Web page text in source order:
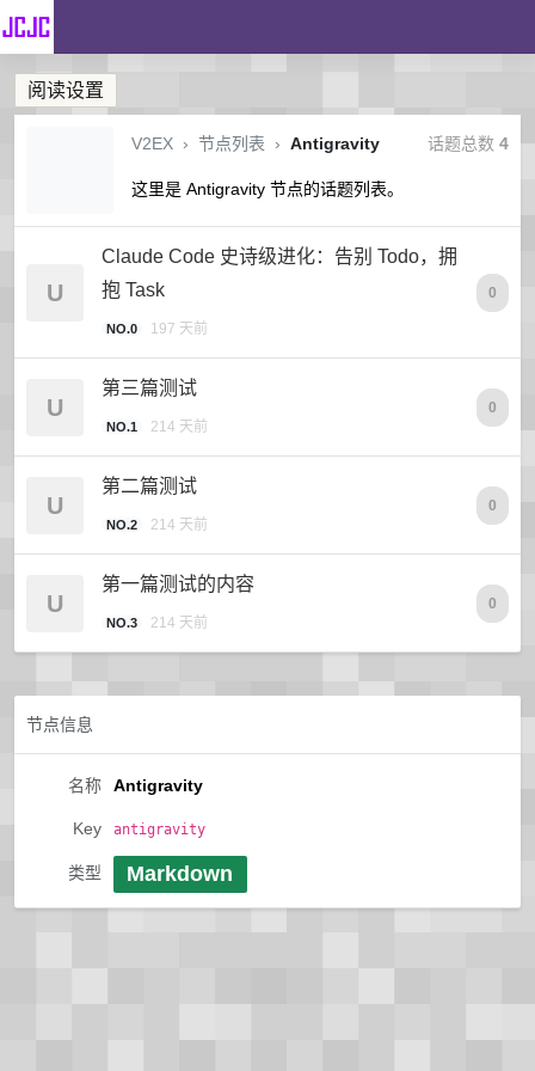
阅读设置
话题总数 4
V2EX › 节点列表 › Antigravity
这里是 Antigravity 节点的话题列表。
U
Claude Code 史诗级进化：告别 Todo，拥
抱 Task
NO.0 197 天前
0
U
第三篇测试
NO.1 214 天前
0
U
第二篇测试
NO.2 214 天前
0
U
第一篇测试的内容
NO.3 214 天前
0
节点信息
名称 Antigravity
Key antigravity
类型 Markdown